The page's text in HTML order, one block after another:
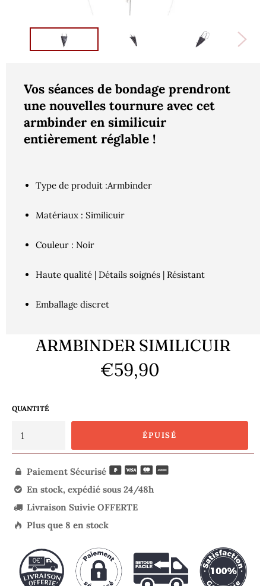
Vos séances de bondage prendront
une nouvelles tournure avec cet
armbinder en similicuir
entièrement réglable !
Type de produit :Armbinder
Matériaux : Similicuir
Couleur : Noir
Haute qualité | Détails soignés | Résistant
Emballage discret
ARMBINDER SIMILICUIR
Prix
régulier
€59,90
QUANTITÉ
ÉPUISÉ
 Paiement Sécurisé
 En stock, expédié sous 24/48h
 Livraison Suivie OFFERTE
 Plus que 8 en stock